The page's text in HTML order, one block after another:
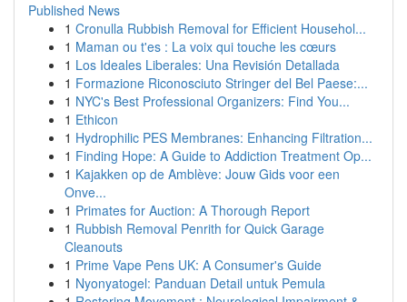
Published News
1 Cronulla Rubbish Removal for Efficient Househol...
1 Maman ou t'es : La voix qui touche les cœurs
1 Los Ideales Liberales: Una Revisión Detallada
1 Formazione Riconosciuto Stringer del Bel Paese:...
1 NYC's Best Professional Organizers: Find You...
1 Ethicon
1 Hydrophilic PES Membranes: Enhancing Filtration...
1 Finding Hope: A Guide to Addiction Treatment Op...
1 Kajakken op de Amblève: Jouw Gids voor een
Onve...
1 Primates for Auction: A Thorough Report
1 Rubbish Removal Penrith for Quick Garage
Cleanouts
1 Prime Vape Pens UK: A Consumer's Guide
1 Nyonyatogel: Panduan Detail untuk Pemula